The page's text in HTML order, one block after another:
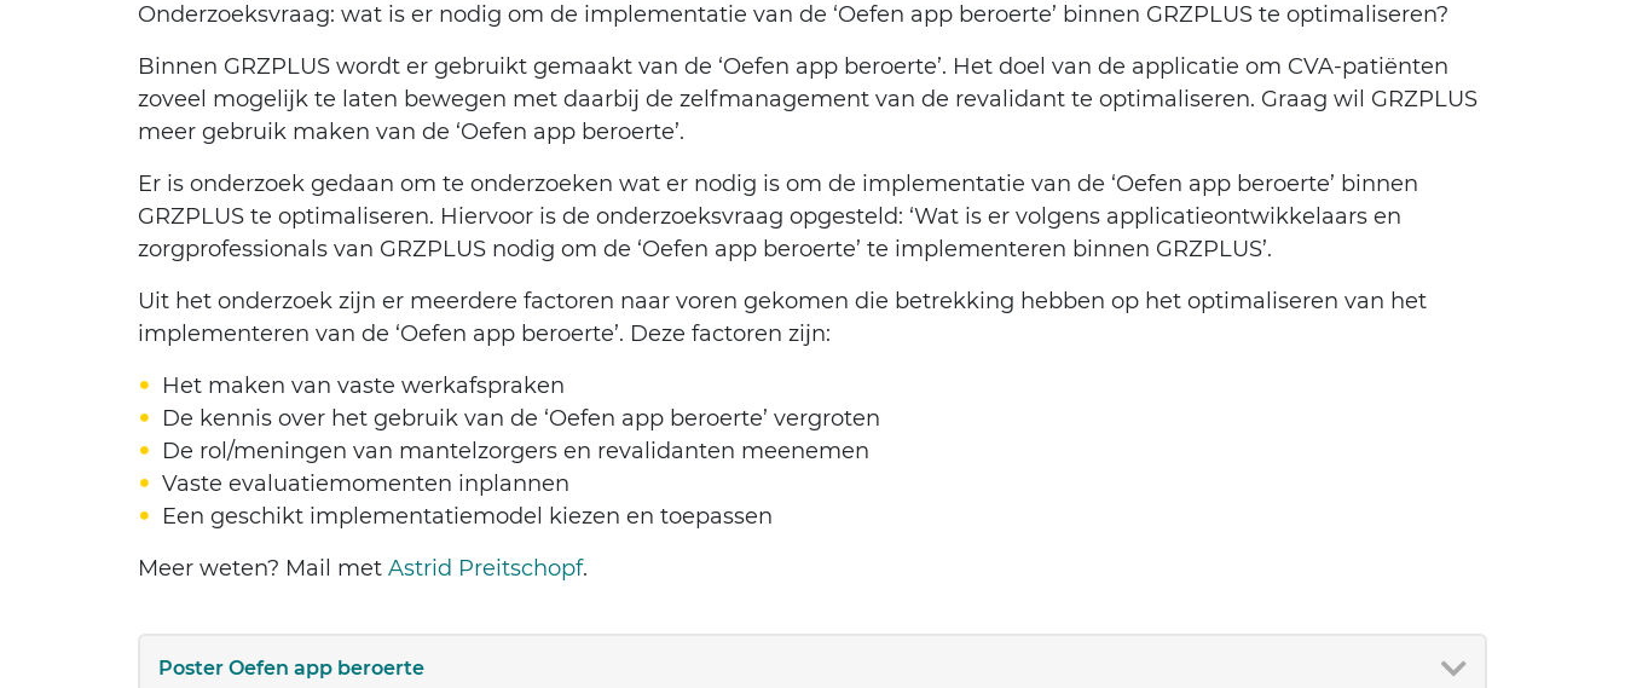
Onderzoeksvraag: wat is er nodig om de implementatie van de ‘Oefen app beroerte’ binnen GRZPLUS te optimaliseren?
Binnen GRZPLUS wordt er gebruikt gemaakt van de ‘Oefen app beroerte’. Het doel van de applicatie om CVA-patiënten
zoveel mogelijk te laten bewegen met daarbij de zelfmanagement van de revalidant te optimaliseren. Graag wil GRZPLUS
meer gebruik maken van de ‘Oefen app beroerte’.
Er is onderzoek gedaan om te onderzoeken wat er nodig is om de implementatie van de ‘Oefen app beroerte’ binnen
GRZPLUS te optimaliseren. Hiervoor is de onderzoeksvraag opgesteld: ‘Wat is er volgens applicatieontwikkelaars en
zorgprofessionals van GRZPLUS nodig om de ‘Oefen app beroerte’ te implementeren binnen GRZPLUS’.
Uit het onderzoek zijn er meerdere factoren naar voren gekomen die betrekking hebben op het optimaliseren van het
implementeren van de ‘Oefen app beroerte’. Deze factoren zijn:
Het maken van vaste werkafspraken
De kennis over het gebruik van de ‘Oefen app beroerte’ vergroten
De rol/meningen van mantelzorgers en revalidanten meenemen
Vaste evaluatiemomenten inplannen
Een geschikt implementatiemodel kiezen en toepassen
Meer weten? Mail met Astrid Preitschopf.
Poster Oefen app beroerte